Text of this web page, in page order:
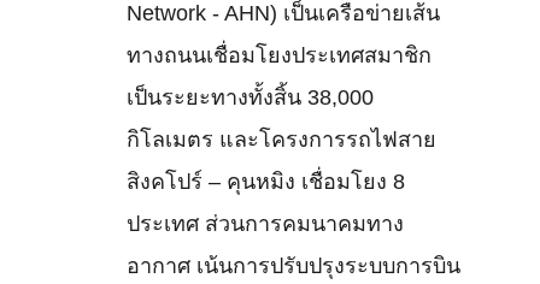
Network - AHN) เป็นเครือข่ายเส้น
ทางถนนเชื่อมโยงประเทศสมาชิก
เป็นระยะทางทั้งสิ้น 38,000
กิโลเมตร และโครงการรถไฟสาย
สิงคโปร์ – คุนหมิง เชื่อมโยง 8
ประเทศ ส่วนการคมนาคมทาง
อากาศ เน้นการปรับปรุงระบบการบิน